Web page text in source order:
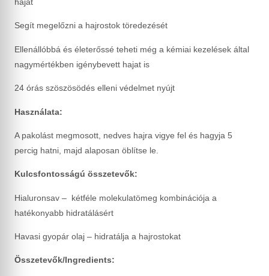
Segít megelőzni a hajrostok töredezését
Ellenállóbbá és életerőssé teheti még a kémiai kezelések által
nagymértékben igénybevett hajat is
24 órás szöszösödés elleni védelmet nyújt
Használata:
A pakolást megmosott, nedves hajra vigye fel és hagyja 5
percig hatni, majd alaposan öblítse le.
Kulcsfontosságú összetevők:
Hialuronsav – kétféle molekulatömeg kombinációja a
hatékonyabb hidratálásért
Havasi gyopár olaj – hidratálja a hajrostokat
Összetevők/Ingredients: